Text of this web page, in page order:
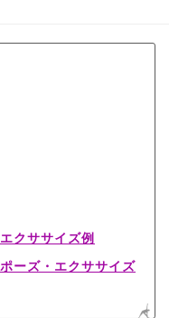
クササイズ例
ーズ・エクササイズ